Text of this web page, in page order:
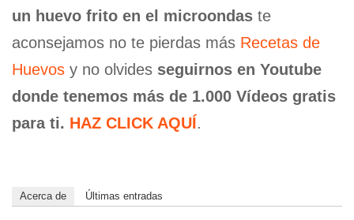
un huevo frito en el microondas te
aconsejamos no te pierdas más Recetas de
Huevos y no olvides seguirnos en Youtube
donde tenemos más de 1.000 Vídeos gratis
para ti. HAZ CLICK AQUÍ.
Acerca de Últimas entradas